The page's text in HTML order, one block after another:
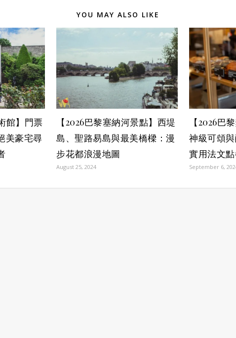
YOU MAY ALSO LIKE
館】門票
美豪宅尋
【2026巴黎塞納河景點】西堤
島、聖路易島與最美橋樑：漫
步花都浪漫地圖
August 25, 2024
【2026巴
神級可頌
實用法文
September 6,